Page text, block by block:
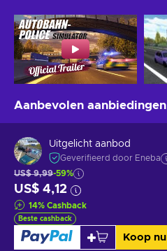
Aanbevolen aanbiedingen
Uitgelicht aanbod
Geverifieerd door Eneba
US$ 9,99-59%
US$ 4,12
14% Cashback
Beste cashback
Koop nu